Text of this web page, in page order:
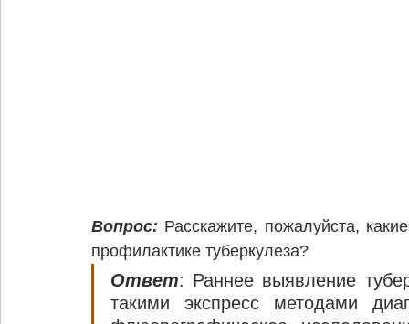
Вопрос: Расскажите, пожалуйста,
профилактике туберкулеза?
Ответ: Раннее выявление
такими экспресс методами